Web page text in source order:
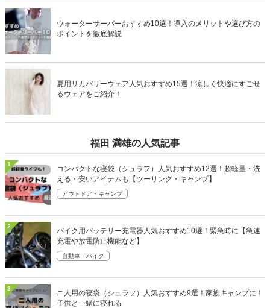
ウォーターサーバーおすすめ10選！導入のメリットや選び方の
ポイントを徹底解説
夏用リカバリーウェア人気おすすめ15選！涼しく快適にすごせ
るウェアをご紹介！
福田 満雄の人気記事
1
コンパクトな寝袋（シュラフ）人気おすすめ12選！超軽量・洗
える・安いアイテムも【ツーリング・キャンプ】
アウトドア・キャンプ
2
バイク用バッテリー充電器人気おすすめ10選！緊急時に【急速
充電や放電防止機能など】
自動車・バイク
3
ニ人用の寝袋（シュラフ）人気おすすめ9選！家族キャンプに！
子供と一緒に寝れる